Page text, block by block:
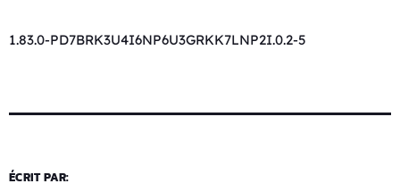
1.83.0-PD7BRK3U4I6NP6U3GRKK7LNP2I.0.2-5
ÉCRIT PAR: